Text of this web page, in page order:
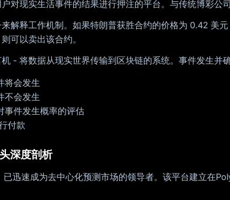
对现实生活事件的结果进行押注的平台。与传统博彩公
解释工作机制。如果特朗普获胜合约的价格为 0.42 美
可以卖出该合约。
- 将数据从现实世界传输到区块链的系统。事件发生并
将会发生
不会发生
事件发生概率的评估
付款
深度剖析
迅速成为去中心化预测市场的领导者。该平台建立在